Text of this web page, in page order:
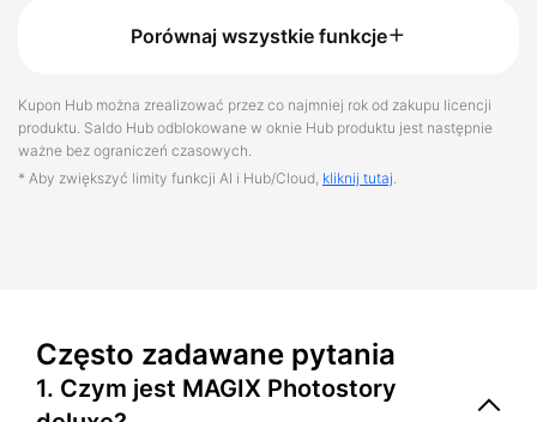
Porównaj wszystkie funkcje
Kupon Hub można zrealizować przez co najmniej rok od zakupu licencji
produktu. Saldo Hub odblokowane w oknie Hub produktu jest następnie
ważne bez ograniczeń czasowych.
* Aby zwiększyć limity funkcji AI i Hub/Cloud, kliknij tutaj.
Często zadawane pytania
1. Czym jest MAGIX Photostory